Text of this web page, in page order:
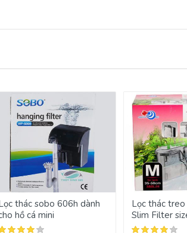
thác sobo 606h dành
hồ cá mini
Lọc thác
Slim Filter